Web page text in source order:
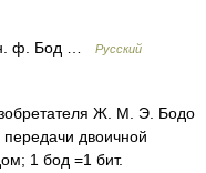
ф. Бод …
Русский
Ж. М. Э. Бодо
двоичной
1 бод =1 бит.